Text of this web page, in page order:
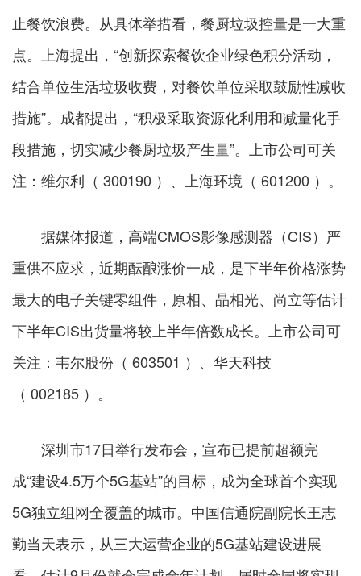
止餐饮浪费。从具体举措看，餐厨垃圾控量是一大重
点。上海提出，“创新探索餐饮企业绿色积分活动，
结合单位生活垃圾收费，对餐饮单位采取鼓励性减收
措施”。成都提出，“积极采取资源化利用和减量化手
段措施，切实减少餐厨垃圾产生量”。上市公司可关
注：维尔利（ 300190 ）、上海环境（ 601200 ）。
据媒体报道，高端CMOS影像感测器（CIS）严
重供不应求，近期酝酿涨价一成，是下半年价格涨势
最大的电子关键零组件，原相、晶相光、尚立等估计
下半年CIS出货量将较上半年倍数成长。上市公司可
关注：韦尔股份（ 603501 ）、华天科技
（ 002185 ）。
深圳市17日举行发布会，宣布已提前超额完
成“建设4.5万个5G基站”的目标，成为全球首个实现
5G独立组网全覆盖的城市。中国信通院副院长王志
勤当天表示，从三大运营企业的5G基站建设进展